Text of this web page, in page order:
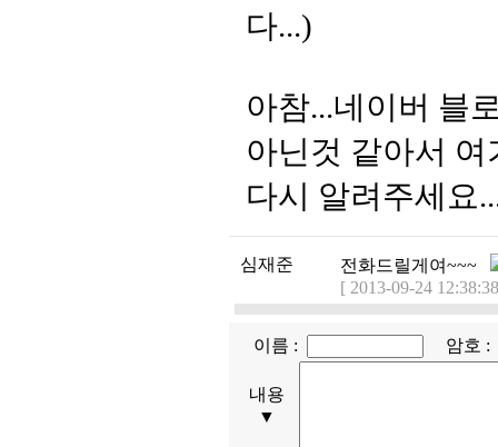
다...)
아참...네이버 블
아닌것 같아서
다시 알려주세요
심재준
전화드릴게여~~~
[ 2013-09-24
이름 : 암호 :
내용
▼